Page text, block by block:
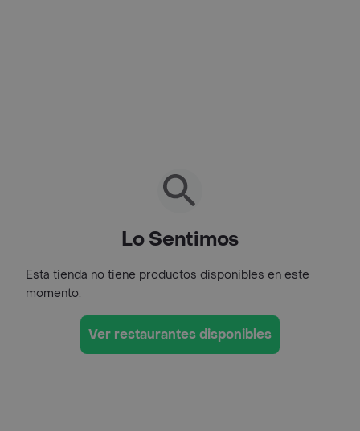
Lo Sentimos
Esta tienda no tiene productos disponibles en este
momento.
Ver restaurantes disponibles